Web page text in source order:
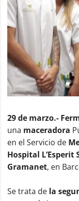
29 de marzo.-
una maceradora
en el Servicio de
Hospital L’Esperit
Gramanet, en
Se trata de la